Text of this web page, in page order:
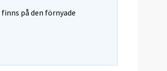
på den förnyade